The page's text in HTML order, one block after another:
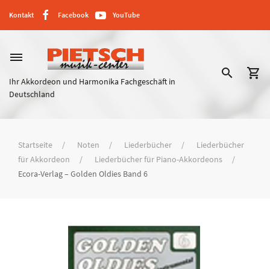
Kontakt Facebook YouTube
dehaze
Ihr Akkordeon und Harmonika Fachgeschäft in
Deutschland
search shopping_cart
Startseite Noten Liederbücher
Liederbücher
für Akkordeon
Liederbücher für Piano-Akkordeons
Ecora-Verlag – Golden Oldies Band 6